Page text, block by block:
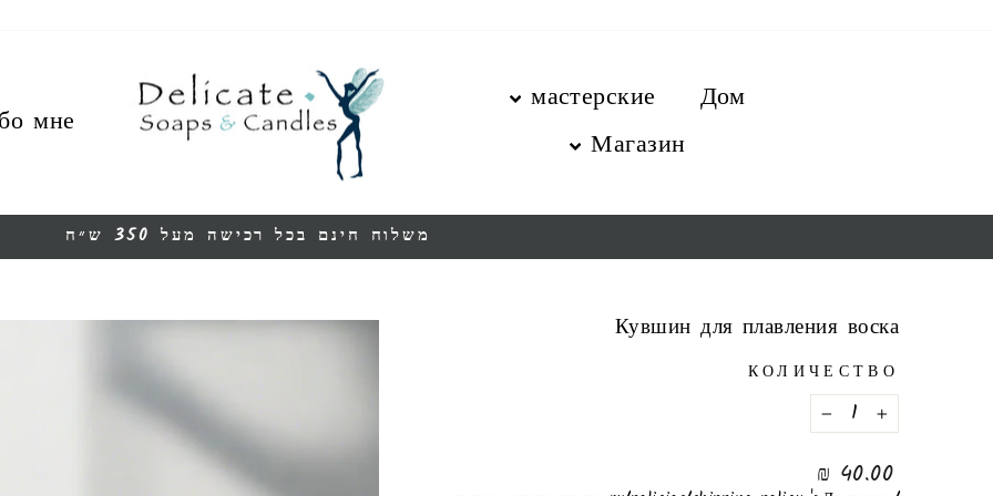
Дом
мастерские
Магазин
мне
Остановить
משלוח חינם בכל רכישה מעל 350 ש״ח
Кувшин для плавления воска
КОЛИЧЕСТВО
−
+
нормальная
40.00 ₪